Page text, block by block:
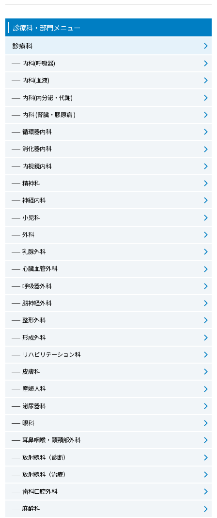
診療科・部門メニュー
診療科
内科(呼吸器)
内科(血液)
内科(内分泌・代謝)
内科 (腎臓・膠原病 )
循環器内科
消化器内科
内視鏡内科
精神科
神経内科
小児科
外科
乳腺外科
心臓血管外科
呼吸器外科
脳神経外科
整形外科
形成外科
リハビリテーション科
皮膚科
産婦人科
泌尿器科
眼科
耳鼻咽喉・頭頸部外科
放射線科（診断）
放射線科（治療）
歯科口腔外科
麻酔科